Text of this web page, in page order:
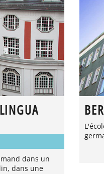
dans un
dans une